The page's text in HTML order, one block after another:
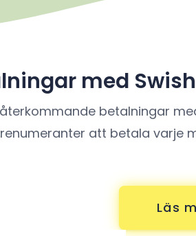
med Swish
betalningar
att betala varje
Läs